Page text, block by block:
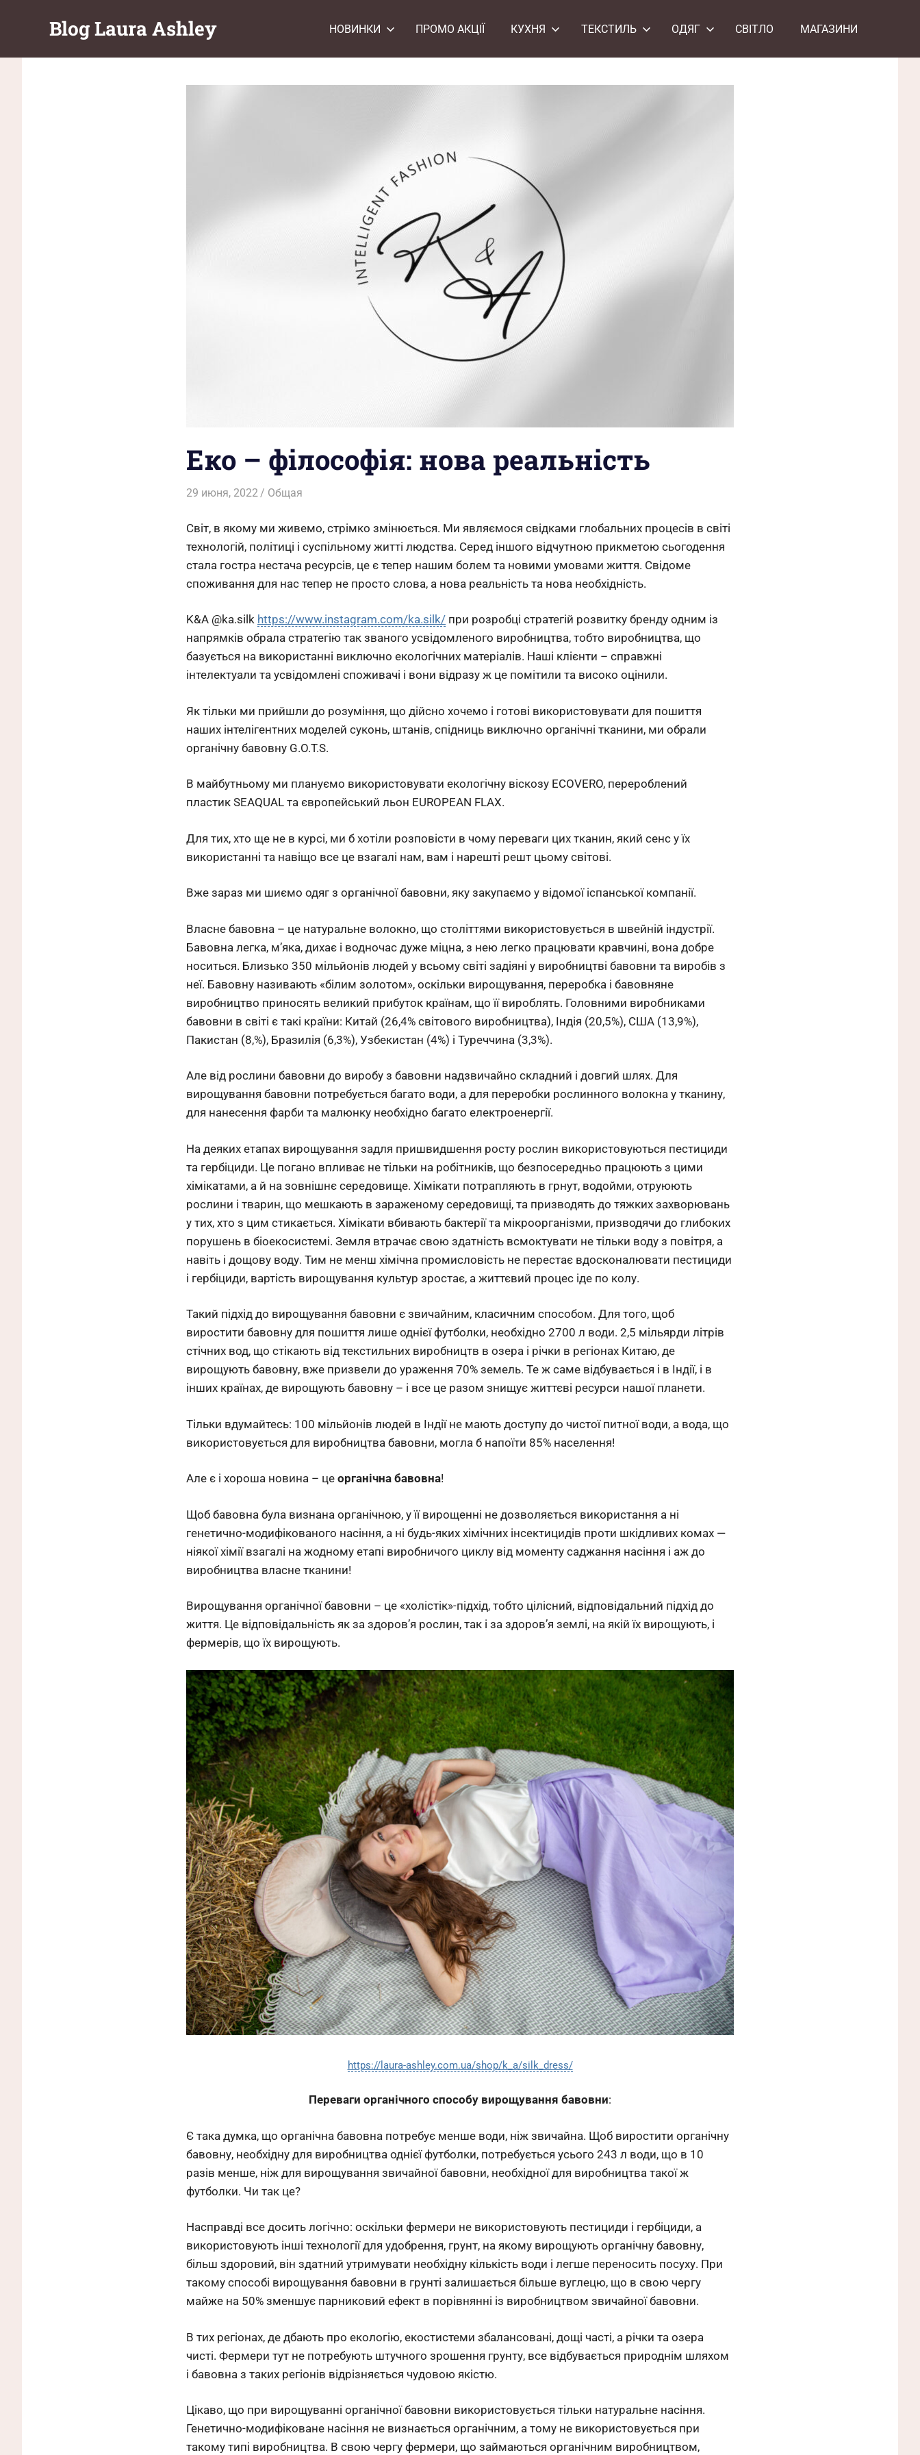
Blog Laura Ashley НОВИНКИ ПРОМО АКЦІЇ КУХНЯ ТЕКСТИЛЬ ОДЯГ СВІТЛО МАГАЗИНИ
Еко – філософія: нова реальність
29 июня, 2022 Admin-Laura
Общая
Світ, в якому ми живемо, стрімко змінюється. Ми являємося свідками глобальних процесів в світі
технологій, політиці і суспільному житті людства. Серед іншого відчутною прикметою сьогодення
стала гостра нестача ресурсів, це є тепер нашим болем та новими умовами життя. Свідоме
споживання для нас тепер не просто слова, а нова реальність та нова необхідність.
K&A @ka.silk https://www.instagram.com/ka.silk/ при розробці стратегій розвитку бренду одним із
напрямків обрала стратегію так званого усвідомленого виробництва, тобто виробництва, що
базується на використанні виключно екологічних матеріалів. Наші клієнти – справжні
інтелектуали та усвідомлені споживачі і вони відразу ж це помітили та високо оцінили.
Як тільки ми прийшли до розуміння, що дійсно хочемо і готові використовувати для пошиття
наших інтелігентних моделей суконь, штанів, спідниць виключно органічні тканини, ми обрали
органічну бавовну G.O.T.S.
В майбутньому ми плануємо використовувати екологічну віскозу ECOVERO, перероблений
пластик SEAQUAL та європейський льон EUROPEAN FLAX.
Для тих, хто ще не в курсі, ми б хотіли розповісти в чому переваги цих тканин, який сенс у їх
використанні та навіщо все це взагалі нам, вам і нарешті решт цьому світові.
Вже зараз ми шиємо одяг з органічної бавовни, яку закупаємо у відомої іспанської компанії.
Власне бавовна – це натуральне волокно, що століттями використовується в швейній індустрії.
Бавовна легка, м’яка, дихає і водночас дуже міцна, з нею легко працювати кравчині, вона добре
носиться. Близько 350 мільйонів людей у всьому світі задіяні у виробництві бавовни та виробів з
неї. Бавовну називають «білим золотом», оскільки вирощування, переробка і бавовняне
виробництво приносять великий прибуток країнам, що її вироблять. Головними виробниками
бавовни в світі є такі країни: Китай (26,4% світового виробництва), Індія (20,5%), США (13,9%),
Пакистан (8,%), Бразилія (6,3%), Узбекистан (4%) і Туреччина (3,3%).
Але від рослини бавовни до виробу з бавовни надзвичайно складний і довгий шлях. Для
вирощування бавовни потребується багато води, а для переробки рослинного волокна у тканину,
для нанесення фарби та малюнку необхідно багато електроенергії.
На деяких етапах вирощування задля пришвидшення росту рослин використовуються пестициди
та гербіциди. Це погано впливає не тільки на робітників, що безпосередньо працюють з цими
хімікатами, а й на зовнішнє середовище. Хімікати потрапляють в грнут, водойми, отруюють
рослини і тварин, що мешкають в зараженому середовищі, та призводять до тяжких захворювань
у тих, хто з цим стикається. Хімікати вбивають бактерії та мікроорганізми, призводячи до глибоких
порушень в біоекосистемі. Земля втрачає свою здатність всмоктувати не тільки воду з повітря, а
навіть і дощову воду. Тим не менш хімічна промисловість не перестає вдосконалювати пестициди
і гербіциди, вартість вирощування культур зростає, а життєвий процес іде по колу.
Такий підхід до вирощування бавовни є звичайним, класичним способом. Для того, щоб
виростити бавовну для пошиття лише однієї футболки, необхідно 2700 л води. 2,5 мільярди літрів
стічних вод, що стікають від текстильних виробництв в озера і річки в регіонах Китаю, де
вирощують бавовну, вже призвели до ураження 70% земель. Те ж саме відбувається і в Індії, і в
інших країнах, де вирощують бавовну – і все це разом знищує життєві ресурси нашої планети.
Тільки вдумайтесь: 100 мільйонів людей в Індії не мають доступу до чистої питної води, а вода, що
використовується для виробництва бавовни, могла б напоїти 85% населення!
Але є і хороша новина – це органічна бавовна!
Щоб бавовна була визнана органічною, у її вирощенні не дозволяється використання а ні
генетично-модифікованого насіння, а ні будь-яких хімічних інсектицидів проти шкідливих комах —
ніякої хімії взагалі на жодному етапі виробничого циклу від моменту саджання насіння і аж до
виробництва власне тканини!
Вирощування органічної бавовни – це «холістік»-підхід, тобто цілісний, відповідальний підхід до
життя. Це відповідальність як за здоров’я рослин, так і за здоров’я землі, на якій їх вирощують, і
фермерів, що їх вирощують.
https://laura-ashley.com.ua/shop/k_a/silk_dress/
Переваги органічного способу вирощування бавовни:
Є така думка, що органічна бавовна потребує менше води, ніж звичайна. Щоб виростити органічну
бавовну, необхідну для виробництва однієї футболки, потребується усього 243 л води, що в 10
разів менше, ніж для вирощування звичайної бавовни, необхідної для виробництва такої ж
футболки. Чи так це?
Насправді все досить логічно: оскільки фермери не використовують пестициди і гербіциди, а
використовують інші технології для удобрення, грунт, на якому вирощують органічну бавовну,
більш здоровий, він здатний утримувати необхідну кількість води і легше переносить посуху. При
такому способі вирощування бавовни в грунті залишається більше вуглецю, що в свою чергу
майже на 50% зменшує парниковий ефект в порівнянні із виробництвом звичайної бавовни.
В тих регіонах, де дбають про екологію, екостистеми збалансовані, дощі часті, а річки та озера
чисті. Фермери тут не потребують штучного зрошення грунту, все відбувається природнім шляхом
і бавовна з таких регіонів відрізняється чудовою якістю.
Цікаво, що при вирощуванні органічної бавовни використовується тільки натуральне насіння.
Генетично-модифіковане насіння не визнається органічним, а тому не використовується при
такому типі виробництва. В свою чергу фермери, що займаються органічним виробництвом,